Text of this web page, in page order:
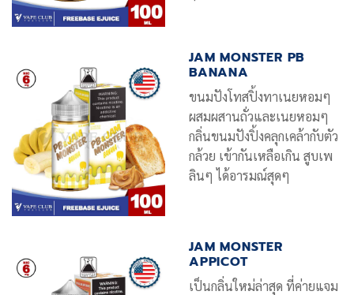
JAM MONSTER PB
BANANA
ขนมปังโทสปิ้งทาเนยหอมๆ
ผสมผสานถั่วและเนยหอมๆ
กลิ่นขนมปังปิ้งคลุกเคล้ากับตัว
กล้วย เข้ากันเหลือเกิน สูบเพ
ลินๆ ได้อารมณ์สุดๆ
JAM MONSTER
APPICOT
เป็นกลิ่นใหม่ล่าสุด ที่ค่ายแจม